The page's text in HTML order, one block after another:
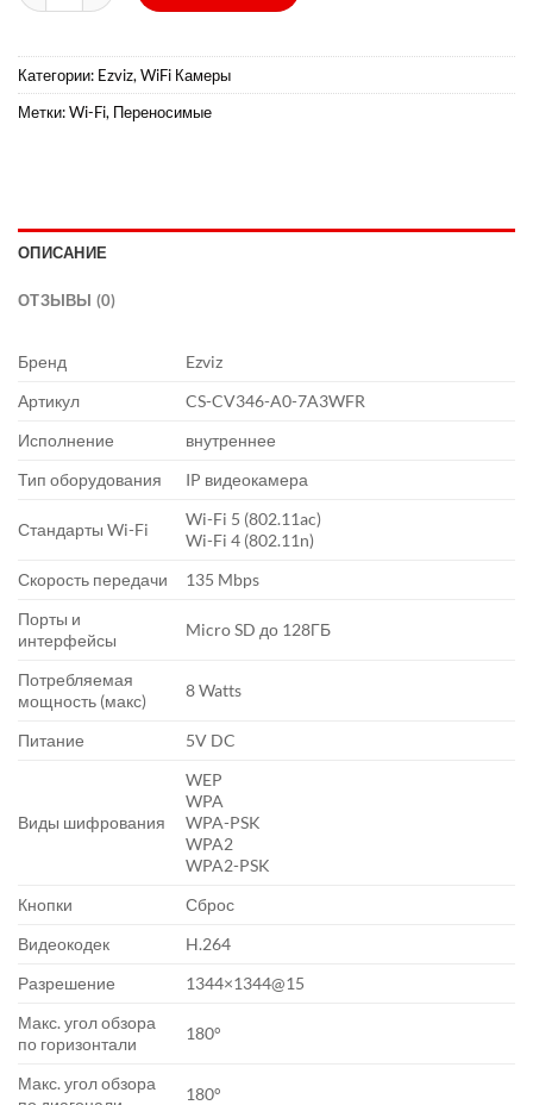
Категории: Ezviz, WiFi Камеры
Метки:Wi-Fi, Переносимые
ОПИСАНИЕ
ОТЗЫВЫ (0)
Бренд
Ezviz
Артикул
CS-CV346-A0-7A3WFR
Исполнение
внутреннее
Тип оборудования
IP видеокамера
Стандарты Wi-Fi
Wi-Fi 5 (802.11ac)
Wi-Fi 4 (802.11n)
Скорость передачи
135 Mbps
Порты и
интерфейсы
Micro SD до 128ГБ
Потребляемая
мощность (макс)
8 Watts
Питание 5V DC
Виды шифрования
WEP
WPA
WPA-PSK
WPA2
WPA2-PSK
Кнопки
Сброс
Видеокодек
H.264
Разрешение
1344×1344@15
Макс. угол обзора
по горизонтали
180°
Макс. угол обзора
180°